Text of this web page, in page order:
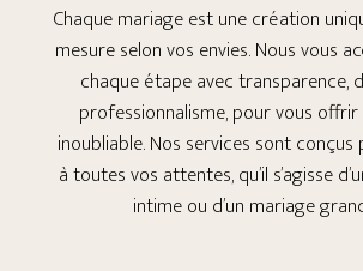
Chaque mariage est une création
mesure selon vos envies. Nous vous
chaque étape avec transparence,
professionnalisme, pour vous
inoubliable. Nos services sont
à toutes vos attentes, qu’il s’agisse
intime ou d’un mariage